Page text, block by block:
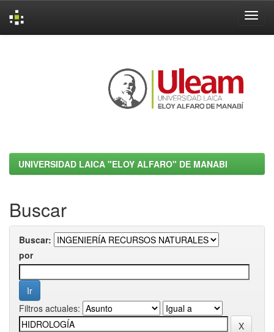
UNIVERSIDAD LAICA "ELOY ALFARO" DE MANABI
Buscar
Buscar:
por
Filtros actuales: